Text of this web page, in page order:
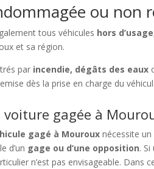
ou non
tous véhicules hors
et sa région.
par incendie, dégâts des eaux
dès la prise en charge du
voiture gagée à
gagé à Mouroux nécessite un
d’un gage ou d’une opposition. Si
n’est pas envisageable. Dans